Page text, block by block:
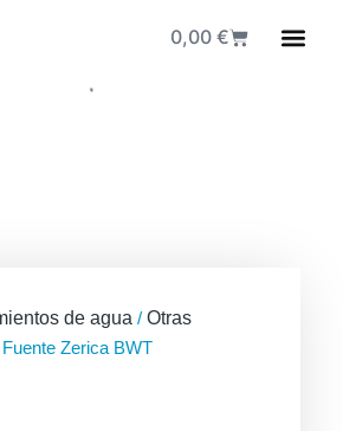
0,00 €
de agua /Otras
Zerica BWT